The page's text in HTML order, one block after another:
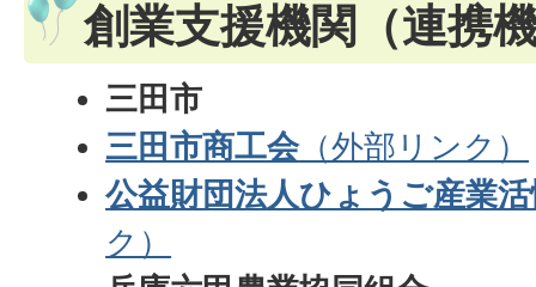
創業支援機関（連携
三田市
三田市商工会（外部リンク）
公益財団法人ひょうご産業
ク）